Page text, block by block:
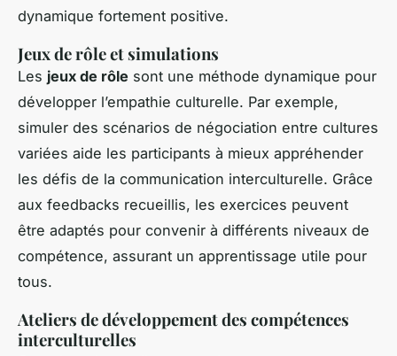
dynamique fortement positive.
Jeux de rôle et simulations
Les jeux de rôle sont une méthode dynamique pour
développer l’empathie culturelle. Par exemple,
simuler des scénarios de négociation entre cultures
variées aide les participants à mieux appréhender
les défis de la communication interculturelle. Grâce
aux feedbacks recueillis, les exercices peuvent
être adaptés pour convenir à différents niveaux de
compétence, assurant un apprentissage utile pour
tous.
Ateliers de développement des compétences
interculturelles